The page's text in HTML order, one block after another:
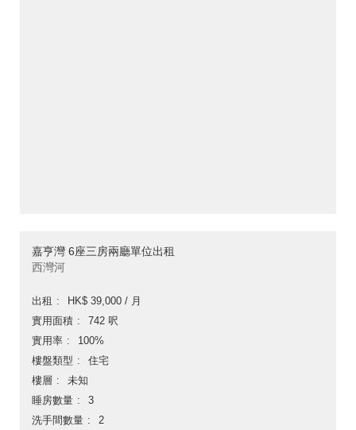
嘉亨灣 6座三房兩廳單位出租
西灣河
出租
HK$ 39,000 / 月
實用面積
742 呎
實用率
100%
樓盤類型
住宅
樓層
未知
睡房數量
3
洗手間數量
2